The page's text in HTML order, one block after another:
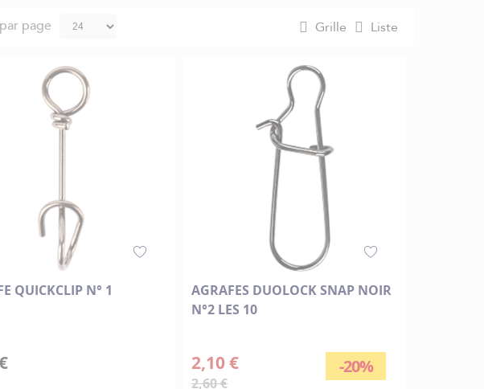
page Grille Liste
QUICKCLIP N° 1
AGRAFES DUOLOCK SNAP NOIR
N°2 LES 10
-20%
2,10 €
2,60 €